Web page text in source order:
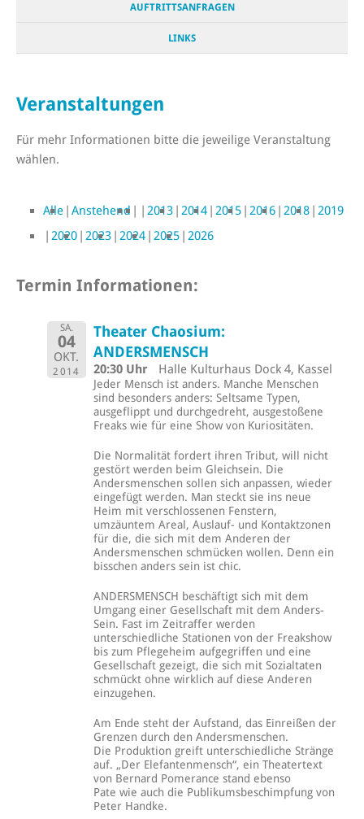
AUFTRITTSANFRAGEN
LINKS
Veranstaltungen
Für mehr Informationen bitte die jeweilige Veranstaltung
wählen.
Alle Anstehend 2013 2014 2015 2016 2018 2019
2020 2023 2024 2025 2026
Termin Informationen:
SA.
04
OKT.
2014
Theater Chaosium:
ANDERSMENSCH
20:30 Uhr Halle Kulturhaus Dock 4, Kassel
Jeder Mensch ist anders. Manche Menschen
sind besonders anders: Seltsame Typen,
ausgeflippt und durchgedreht, ausgestoßene
Freaks wie für eine Show von Kuriositäten.
Die Normalität fordert ihren Tribut, will nicht
gestört werden beim Gleichsein. Die
Andersmenschen sollen sich anpassen, wieder
eingefügt werden. Man steckt sie ins neue
Heim mit verschlossenen Fenstern,
umzäuntem Areal, Auslauf- und Kontaktzonen
für die, die sich mit dem Anderen der
Andersmenschen schmücken wollen. Denn ein
bisschen anders sein ist chic.
ANDERSMENSCH beschäftigt sich mit dem
Umgang einer Gesellschaft mit dem Anders-
Sein. Fast im Zeitraffer werden
unterschiedliche Stationen von der Freakshow
bis zum Pflegeheim aufgegriffen und eine
Gesellschaft gezeigt, die sich mit Sozialtaten
schmückt ohne wirklich auf diese Anderen
einzugehen.
Am Ende steht der Aufstand, das Einreißen der
Grenzen durch den Andersmenschen.
Die Produktion greift unterschiedliche Stränge
auf. „Der Elefantenmensch“, ein Theatertext
von Bernard Pomerance stand ebenso
Pate wie auch die Publikumsbeschimpfung von
Peter Handke.